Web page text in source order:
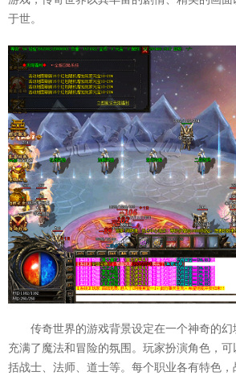
于世。
传奇世界的游戏背景设定在一个神奇的
充满了魔法和冒险的氛围。玩家扮演角色，
括战士、法师、道士等。每个职业各有特色